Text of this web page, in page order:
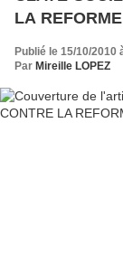
LA
Publié le 15/10/2010
Par Mireille LOPEZ